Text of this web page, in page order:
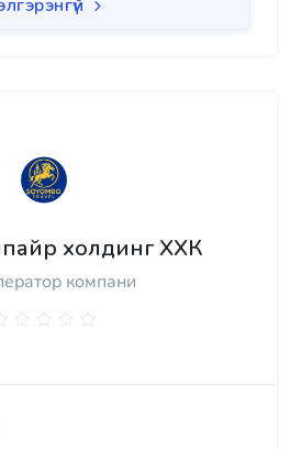
холдинг ХХК
компани